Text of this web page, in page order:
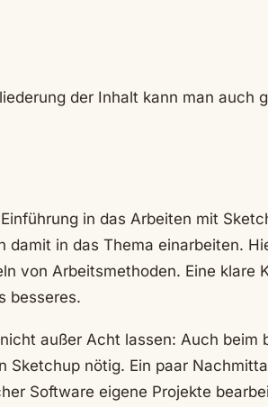
der Inhalt kann man auch
in das Arbeiten mit
damit in das Thema einarbeiten.
von Arbeitsmethoden. Eine klare
besseres.
außer Acht lassen: Auch
Sketchup nötig. Ein paar
Software eigene Projekte